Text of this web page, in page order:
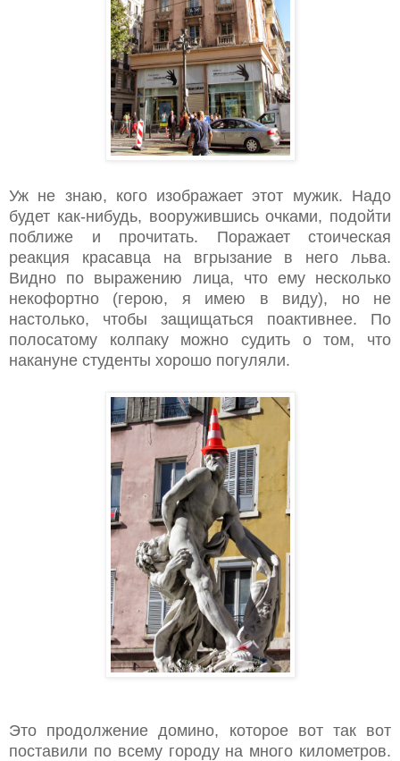
Уж не знаю, кого изображает этот мужик. Надо
будет как-нибудь, вооружившись очками, подойти
поближе и прочитать. Поражает стоическая
реакция красавца на вгрызание в него льва.
Видно по выражению лица, что ему несколько
некофортно (герою, я имею в виду), но не
настолько, чтобы защищаться поактивнее. По
полосатому колпаку можно судить о том, что
накануне студенты хорошо погуляли.
Это продолжение домино, которое вот так вот
поставили по всему городу на много километров.